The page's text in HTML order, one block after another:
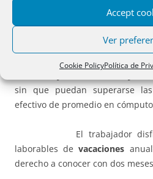
Accept
Ver
Cookie PolicyPolítica de
mayor que otro empleado
sin que puedan superarse
efectivo de promedio en
El trabajador
laborables devacaciones
derecho a conocer con dos